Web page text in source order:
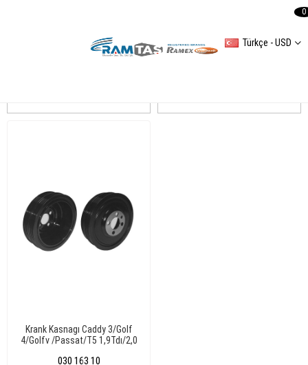
Türkçe - USD
0
Krank Kasnagı Caddy 3/Golf
4/Golfv /Passat/T5 1,9Tdı/2,0
030 163 10